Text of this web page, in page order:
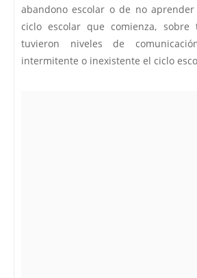
abandono escolar o de no
ciclo escolar que comienza, sobre
tuvieron niveles de
intermitente o inexistente el ciclo